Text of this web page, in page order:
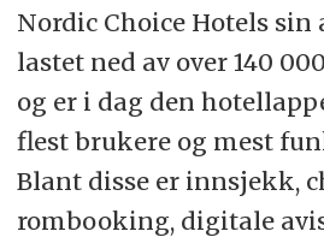
Nordic Choice Hotels
lastet ned av over 140
og er i dag den
flest brukere og mest
Blant disse er innsjekk,
rombooking, digitale